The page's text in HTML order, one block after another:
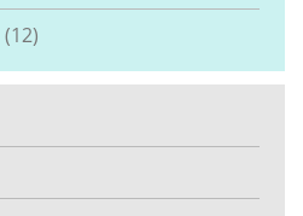
(12)